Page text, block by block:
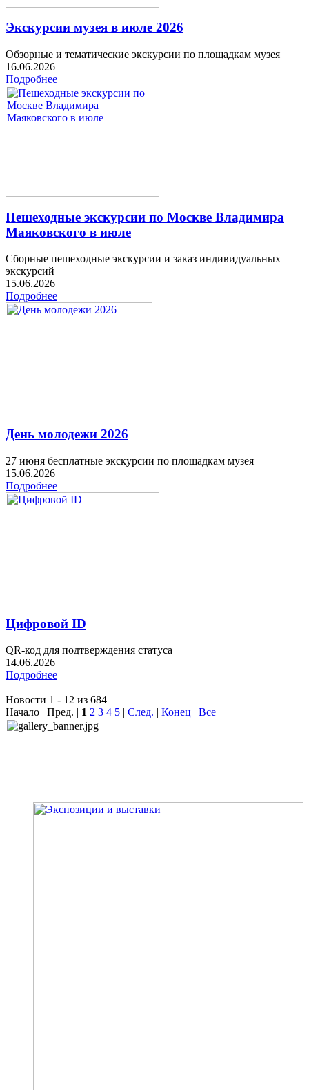
Экскурсии музея в июле 2026
Обзорные и тематические экскурсии по площадкам музея
16.06.2026
Подробнее
Пешеходные экскурсии по Москве Владимира
Маяковского в июле
Сборные пешеходные экскурсии и заказ индивидуальных
экскурсий
15.06.2026
Подробнее
День молодежи 2026
27 июня бесплатные экскурсии по площадкам музея
15.06.2026
Подробнее
Цифровой ID
QR-код для подтверждения статуса
14.06.2026
Подробнее
Новости 1 - 12 из 684
Начало | Пред. | 1 2 3 4 5 | След. | Конец | Все